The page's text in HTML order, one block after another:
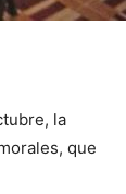
la
que